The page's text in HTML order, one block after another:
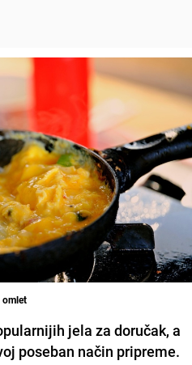
omlet
jela za doručak, a
poseban način pripreme.